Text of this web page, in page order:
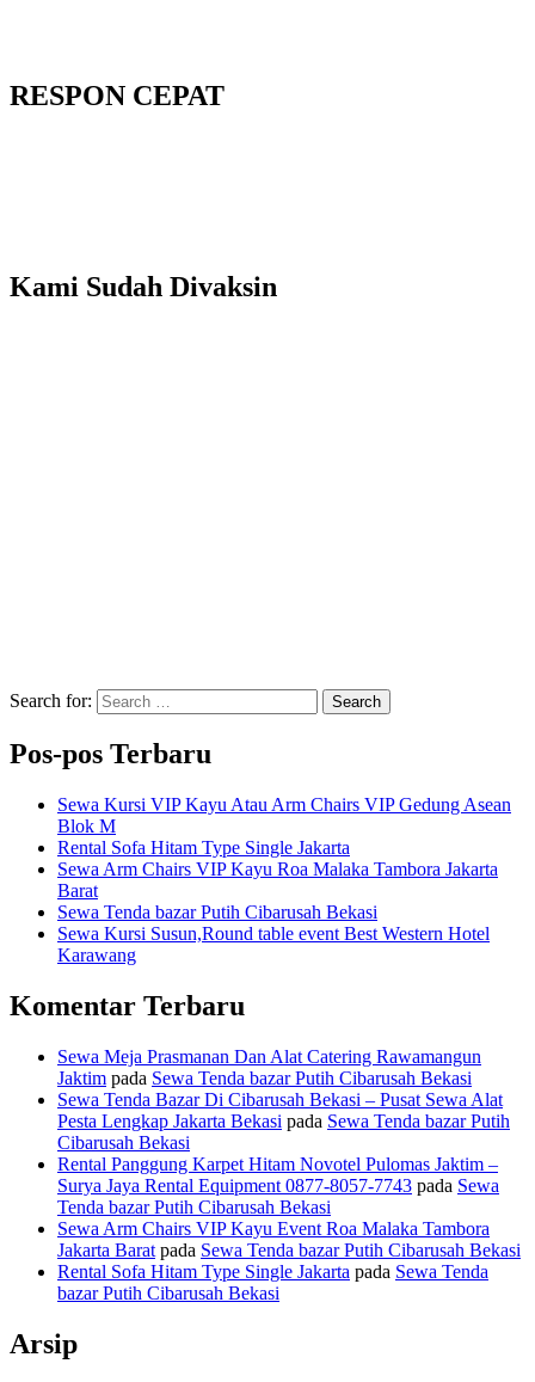
RESPON CEPAT
Kami Sudah Divaksin
Search for: Search
Pos-pos Terbaru
Sewa Kursi VIP Kayu Atau Arm Chairs VIP Gedung Asean
Blok M
Rental Sofa Hitam Type Single Jakarta
Sewa Arm Chairs VIP Kayu Roa Malaka Tambora Jakarta
Barat
Sewa Tenda bazar Putih Cibarusah Bekasi
Sewa Kursi Susun,Round table event Best Western Hotel
Karawang
Komentar Terbaru
Sewa Meja Prasmanan Dan Alat Catering Rawamangun
Jaktim pada Sewa Tenda bazar Putih Cibarusah Bekasi
Sewa Tenda Bazar Di Cibarusah Bekasi – Pusat Sewa Alat
Pesta Lengkap Jakarta Bekasi pada Sewa Tenda bazar Putih
Cibarusah Bekasi
Rental Panggung Karpet Hitam Novotel Pulomas Jaktim –
Surya Jaya Rental Equipment 0877-8057-7743 pada Sewa
Tenda bazar Putih Cibarusah Bekasi
Sewa Arm Chairs VIP Kayu Event Roa Malaka Tambora
Jakarta Barat pada Sewa Tenda bazar Putih Cibarusah Bekasi
Rental Sofa Hitam Type Single Jakarta pada Sewa Tenda
bazar Putih Cibarusah Bekasi
Arsip